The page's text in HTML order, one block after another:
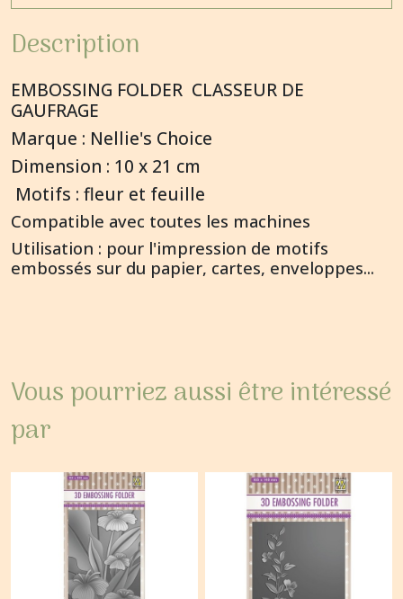
Description
EMBOSSING FOLDER CLASSEUR DE
GAUFRAGE
Marque : Nellie's Choice
Dimension : 10 x 21 cm
Motifs : fleur et feuille
Compatible avec toutes les machines
Utilisation : pour l'impression de motifs
embossés sur du papier, cartes, enveloppes...
Vous pourriez aussi être intéressé
par